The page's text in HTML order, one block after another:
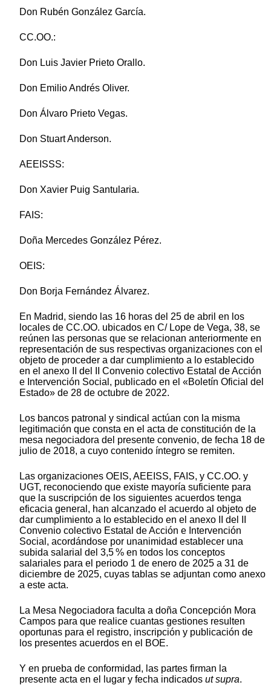
Don Rubén González García.
CC.OO.:
Don Luis Javier Prieto Orallo.
Don Emilio Andrés Oliver.
Don Álvaro Prieto Vegas.
Don Stuart Anderson.
AEEISSS:
Don Xavier Puig Santularia.
FAIS:
Doña Mercedes González Pérez.
OEIS:
Don Borja Fernández Álvarez.
En Madrid, siendo las 16 horas del 25 de abril en los
locales de CC.OO. ubicados en C/ Lope de Vega, 38, se
reúnen las personas que se relacionan anteriormente en
representación de sus respectivas organizaciones con el
objeto de proceder a dar cumplimiento a lo establecido
en el anexo II del II Convenio colectivo Estatal de Acción
e Intervención Social, publicado en el «Boletín Oficial del
Estado» de 28 de octubre de 2022.
Los bancos patronal y sindical actúan con la misma
legitimación que consta en el acta de constitución de la
mesa negociadora del presente convenio, de fecha 18 de
julio de 2018, a cuyo contenido íntegro se remiten.
Las organizaciones OEIS, AEEISS, FAIS, y CC.OO. y
UGT, reconociendo que existe mayoría suficiente para
que la suscripción de los siguientes acuerdos tenga
eficacia general, han alcanzado el acuerdo al objeto de
dar cumplimiento a lo establecido en el anexo II del II
Convenio colectivo Estatal de Acción e Intervención
Social, acordándose por unanimidad establecer una
subida salarial del 3,5 % en todos los conceptos
salariales para el periodo 1 de enero de 2025 a 31 de
diciembre de 2025, cuyas tablas se adjuntan como anexo
a este acta.
La Mesa Negociadora faculta a doña Concepción Mora
Campos para que realice cuantas gestiones resulten
oportunas para el registro, inscripción y publicación de
los presentes acuerdos en el BOE.
Y en prueba de conformidad, las partes firman la
presente acta en el lugar y fecha indicados ut supra.